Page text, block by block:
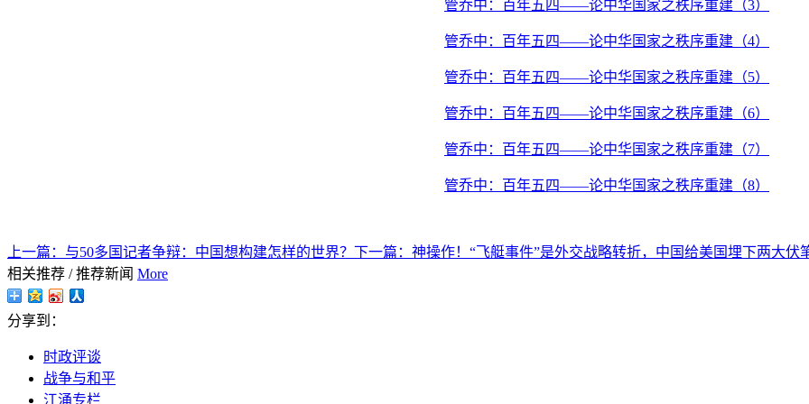
管乔中：百年五四——论中华国家之秩序重建（3）
管乔中：百年五四——论中华国家之秩序重建（4）
管乔中：百年五四——论中华国家之秩序重建（5）
管乔中：百年五四——论中华国家之秩序重建（6）
管乔中：百年五四——论中华国家之秩序重建（7）
管乔中：百年五四——论中华国家之秩序重建（8）
上一篇： 与50多国记者争辩：中国想构建怎样的世界？ 下一篇： 神操作！“飞艇事件”是外交战略转折，中国给美国埋下两大伏
相关推荐 / 推荐新闻 More
分享到：
时政评谈
战争与和平
江涌专栏